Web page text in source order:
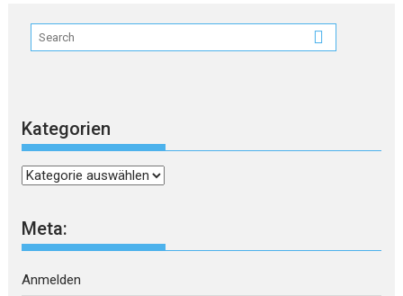
Kategorien
Kategorien
Meta:
Anmelden